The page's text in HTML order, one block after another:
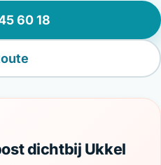
60 18
dichtbij Ukkel